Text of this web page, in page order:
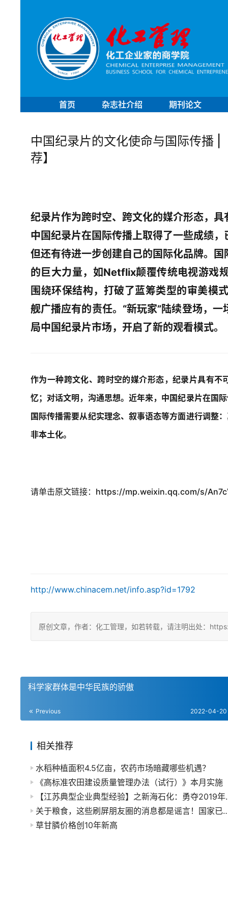
首页 杂志社介绍 期刊论文
中国纪录片的文化使命与国际传播
荐】
纪录片作为跨时空、跨文化的媒介形态，
中国纪录片在国际传播上取得了一些成绩
但还有待进一步创建自己的国际化品牌。
的巨大力量，如Netflix颠覆传统电视游戏
围绕环保结构，打破了蓝筹类型的审美模
舰广播应有的责任。“新玩家”陆续登场，
局中国纪录片市场，开启了新的观看模式。
作为一种跨文化、跨时空的媒介形态，纪录片具有
忆；对话文明，沟通思想。近年来，中国纪录片在国
国际传播需要从纪实理念、叙事语态等方面进行调整
非本土化。
请单击原文链接：https://mp.weixin.qq.com/s/
http://www.chinacem.net/info.asp?id=1792
原创文章，作者：化工管理，如若转载，请注明出处：
科学家群体是中华民族的骄傲
Previous 2022-04-20
相关推荐
水稻种植面积4.5亿亩，农药市场暗藏哪些机遇？
《高标准农田建设质量管理办法（试行）》本月实施
【江苏典型企
关于粮食，这些刷屏朋友圈
草甘膦价格创10年新高